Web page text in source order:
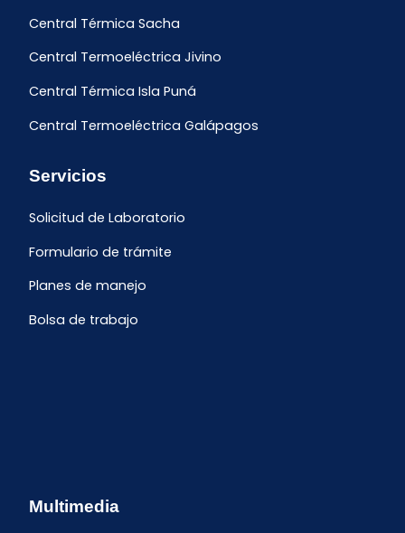
Central Térmica Sacha
Central Termoeléctrica Jivino
Central Térmica Isla Puná
Central Termoeléctrica Galápagos
Servicios
Solicitud de Laboratorio
Formulario de trámite
Planes de manejo
Bolsa de trabajo
Multimedia